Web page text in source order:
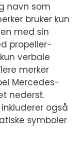
navn som
bruker kun
med sin
propeller-
verbale
merker
Mercedes-
nederst.
også
symboler